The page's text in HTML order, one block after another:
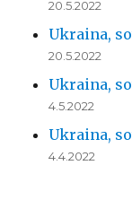
20.5.2022
Ukraina,
20.5.2022
Ukraina,
4.5.2022
Ukraina,
4.4.2022